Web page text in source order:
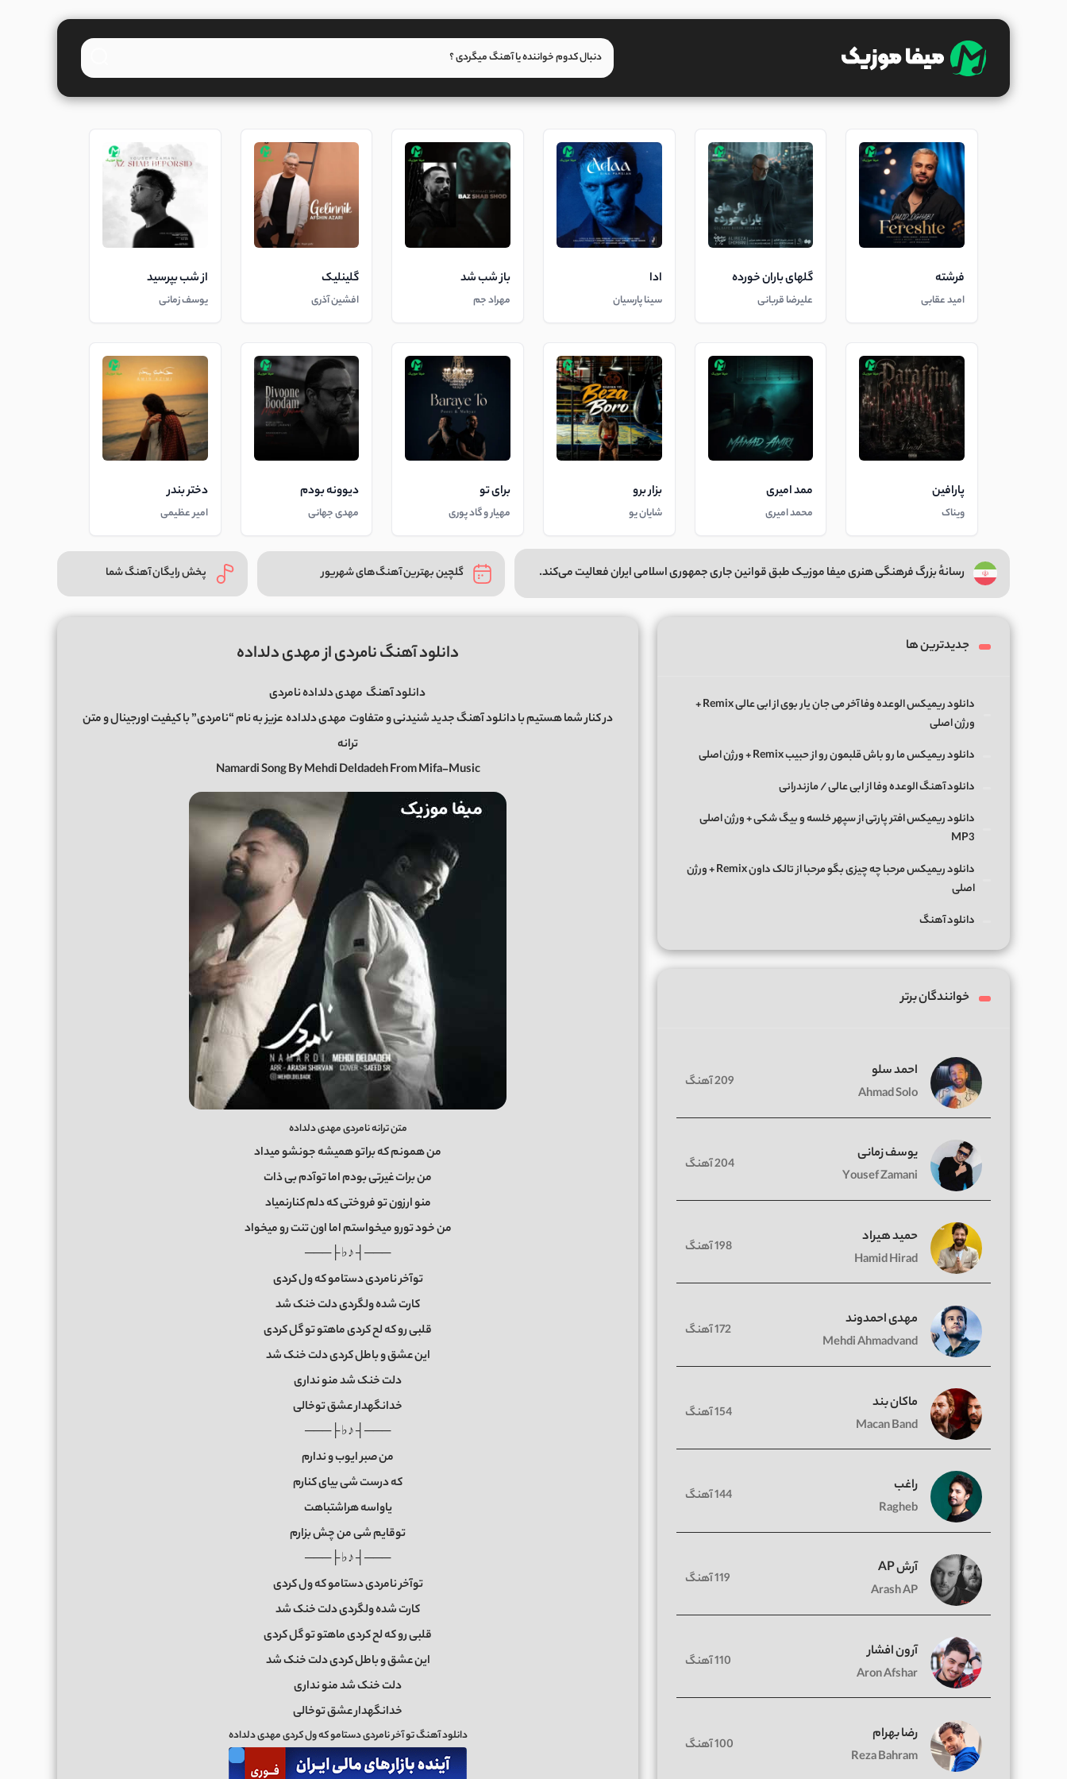
فرشته
امید عقابی
گلهای باران خورده
علیرضا قربانی
ادا
سینا پارسیان
باز شب شد
مهراد جم
گلینلیک
افشین آذری
از شب بپرسید
یوسف زمانی
پارافین
ویناک
ممد امیری
محمد امیری
بزار برو
شایان یو
برای تو
مهیار و گاد پوری
دیوونه بودم
مهدی جهانی
دختر بندر
امیر عظیمی
رسانهٔ بزرگ فرهنگی هنری میفا موزیک طبق قوانین جاری جمهوری اسلامی ایران فعالیت می‌کند. گلچین بهترین آهنگ‌های شهریور پخش رایگان آهنگ شما
دانلود آهنگ نامردی از مهدی دلداده
دانلود آهنگ مهدی دلداده نامردی
در کنار شما هستیم با دانلود آهنگ جدید شنیدنی و متفاوت مهدی دلدادهعزیز به نام “نامردی” با کیفیت اورجینال و متن
ترانه
Namardi Song By Mehdi Deldadeh From Mifa-Music
متن ترانه نامردی مهدی دلداده
من همونم که براتو همیشه جونشو میداد
من برات غیرتی بودم اما توآدم بی ذات
منو ارزون تو فروختی که دلم کنارنمیاد
من خود تورو میخواستم اما اون تنت رو میخواد
───┤ ♪♭ ├───
توآخر نامردی دستامو که ول کردی
کارت شده ولگردی دلت خنک شد
قلبی رو که لح کردی ماهتو تو گل کردی
این عشق و باطل کردی دلت خنک شد
دلت خنک شد منو نداری
خدانگهدار عشق توخالی
───┤ ♪♭ ├───
من صبر ایوب و ندارم
که درست شی بیای کنارم
یاواسه هراشتباهت
توقایم شی من چش بزارم
───┤ ♪♭ ├───
توآخر نامردی دستامو که ول کردی
کارت شده ولگردی دلت خنک شد
قلبی رو که لح کردی ماهتو تو گل کردی
این عشق و باطل کردی دلت خنک شد
دلت خنک شد منو نداری
خدانگهدار عشق توخالی
دانلود آهنگ تو آخر نامردی دستامو که ول کردی مهدی دلداده
جدیدترین ها
دانلود ریمیکس الوعده وفا آخر می جان یار بوی از ابی عالی Remix +
ورژن اصلی
دانلود ریمیکس ما رو باش قلبمون رو از حبیب Remix + ورژن اصلی
دانلود آهنگ الوعده وفا از ابی عالی / مازندرانی
دانلود ریمیکس افتر پارتی از سپهر خلسه و بیگ شکی + ورژن اصلی
MP3
دانلود ریمیکس ﻣﺮﺣﺒﺎ ﭼﻪ ﭼﻴﺰی ﺑﮕﻮ ﻣﺮﺣﺒﺎ از تالک داون Remix + ورژن
اصلی
دانلود آهنگ
خوانندگان برتر
احمد سلو
Ahmad Solo
209 آهنگ
یوسف زمانی
Yousef Zamani
204 آهنگ
حمید هیراد
Hamid Hirad
198 آهنگ
مهدی احمدوند
Mehdi Ahmadvand
172 آهنگ
ماکان بند
Macan Band
154 آهنگ
راغب
Ragheb
144 آهنگ
آرش AP
Arash AP
119 آهنگ
آرون افشار
Aron Afshar
110 آهنگ
رضا بهرام
Reza Bahram
100 آهنگ